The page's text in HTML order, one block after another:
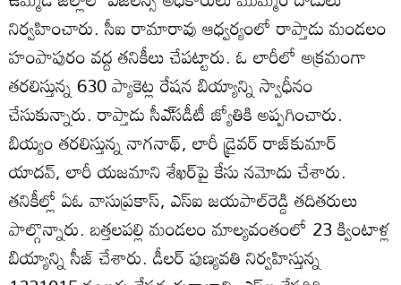
నిర్వహించారు. సీఐ రామారావు ఆధ్వర్యంలో రాప్తాడు మండలం
హంపాపురం వద్ద తనికీలు చేపట్టారు. ఓ లారీలో అక్రమంగా
తరలిస్తున్న 630 ప్యాకెట్ల రేషన బియ్యాన్ని స్వాధీనం
చేసుకున్నారు. రాప్తాడు సీఎ్‌సడీటీ జ్యోతికి అప్పగించారు.
బియ్యం తరలిస్తున్న నాగనాథ్‌, లారీ డ్రైవర్‌ రాజ్‌కుమార్‌
యాదవ్‌, లారీ యజమాని శేఖర్‌పై కేసు నమోదు చేశారు.
తనికీల్లో ఏఓ వాసుప్రకాస్‌, ఎస్‌ఐ జయపాల్‌రెడ్డి తదితరులు
పాల్గొన్నారు. బత్తలపల్లి మండలం మాల్యవంతంలో 23 క్వింటాళ్ల
బియ్యాన్ని సీజ్‌ చేశారు. డీలర్‌ పుణ్యవతి నిర్వహిస్తున్న